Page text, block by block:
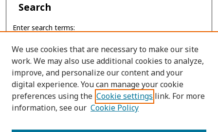
Search
Enter search terms:
Select context to search:
Advanced Search
We use cookies that are necessary to make our site
work. We may also use additional cookies to analyze,
improve, and personalize our content and your
digital experience. You can manage your cookie
preferences using the Cookie settings link. For more
information, see our Cookie Policy